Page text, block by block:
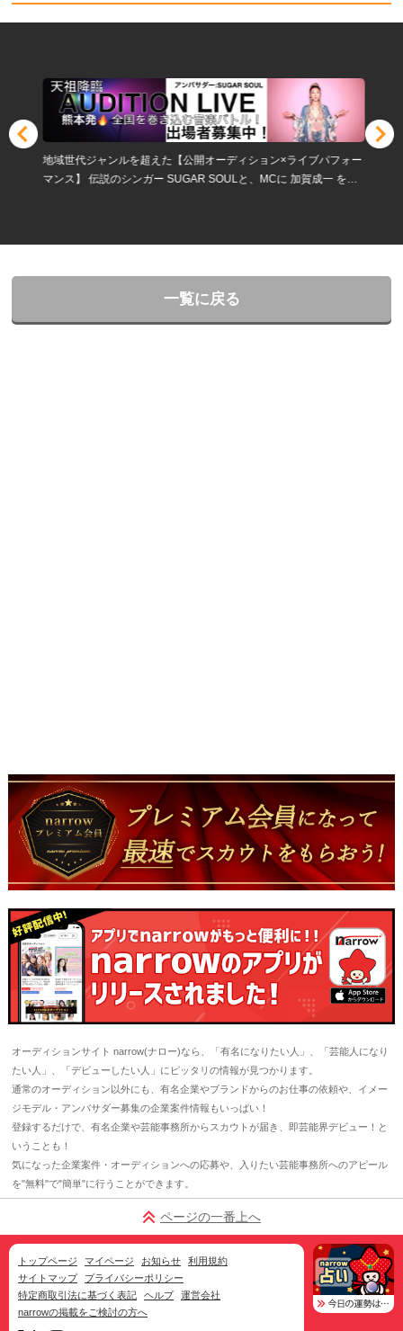
地域世代ジャンルを超えた【公開オーディション×ライブパフォー
マンス】 伝説のシンガー SUGAR SOULと、MCに 加賀成一 を迎
一覧に戻る
オーディションサイト narrow(ナロー)なら、「有名になりたい人」、「芸能人になり
たい人」、「デビューしたい人」にピッタリの情報が見つかります。
通常のオーディション以外にも、有名企業やブランドからのお仕事の依頼や、イメー
ジモデル・アンバサダー募集の企業案件情報もいっぱい！
登録するだけで、有名企業や芸能事務所からスカウトが届き、即芸能界デビュー！と
いうことも！
気になった企業案件・オーディションへの応募や、入りたい芸能事務所へのアピール
を"無料"で"簡単"に行うことができます。
ページの一番上へ
トップページ マイページ お知らせ
利用規約
サイトマップ
プライバシーポリシー
特定商取引法に基づく表記
ヘルプ
運営会社
narrowの掲載をご検討の方へ